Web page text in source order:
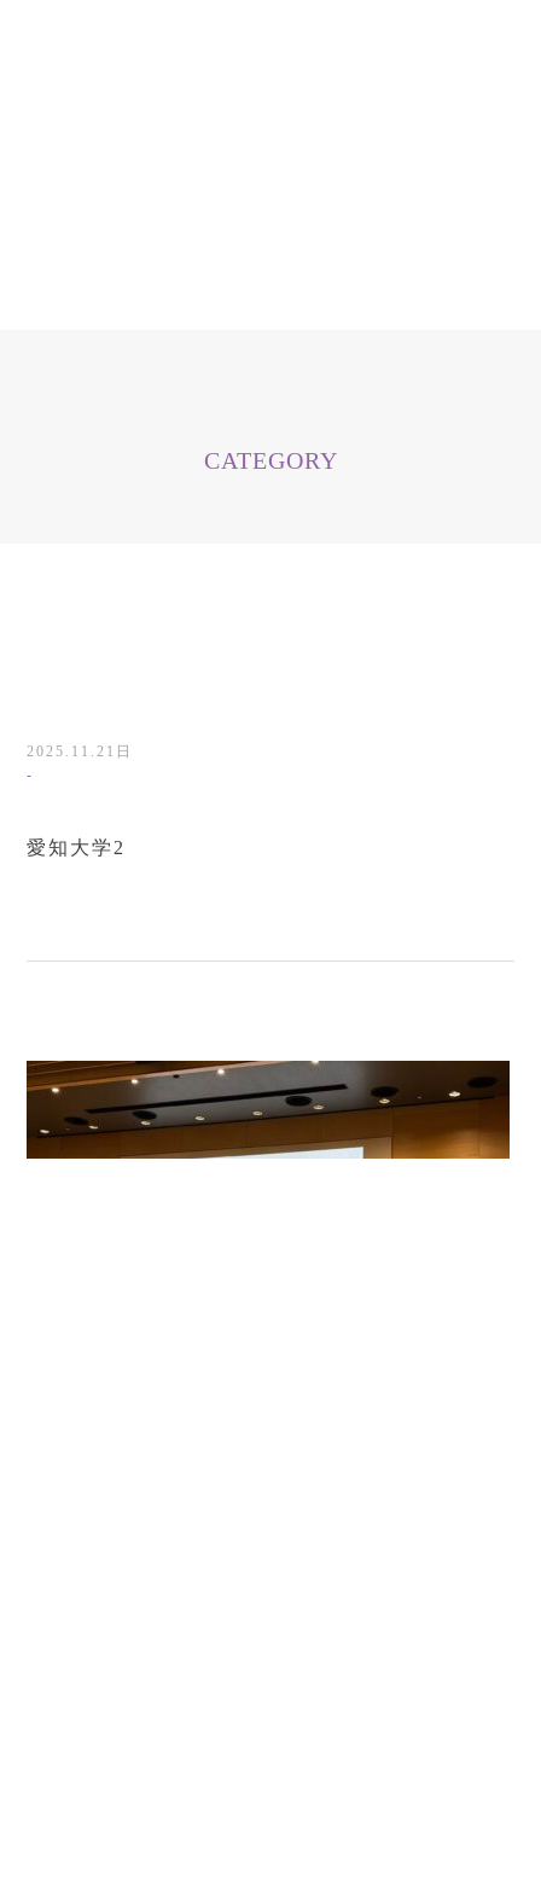
CATEGORY
2025.11.21日
-
愛知大学2